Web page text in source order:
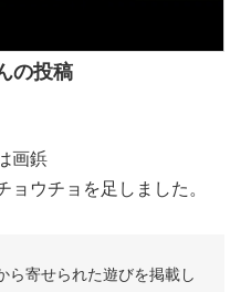
の投稿
画鋲
ョウチョを足しました。
ら寄せられた遊びを掲載し